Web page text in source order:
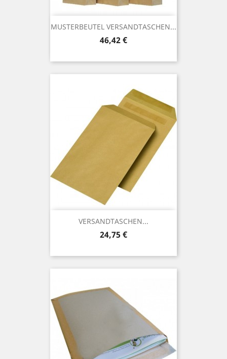
MUSTERBEUTEL VERSANDTASCHEN...
Preis
46,42 €
VERSANDTASCHEN...
Preis
24,75 €